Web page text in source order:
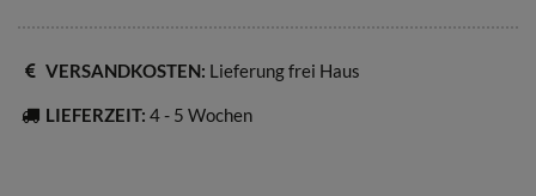
VERSANDKOSTEN: Lieferung frei Haus
LIEFERZEIT: 4 - 5 Wochen